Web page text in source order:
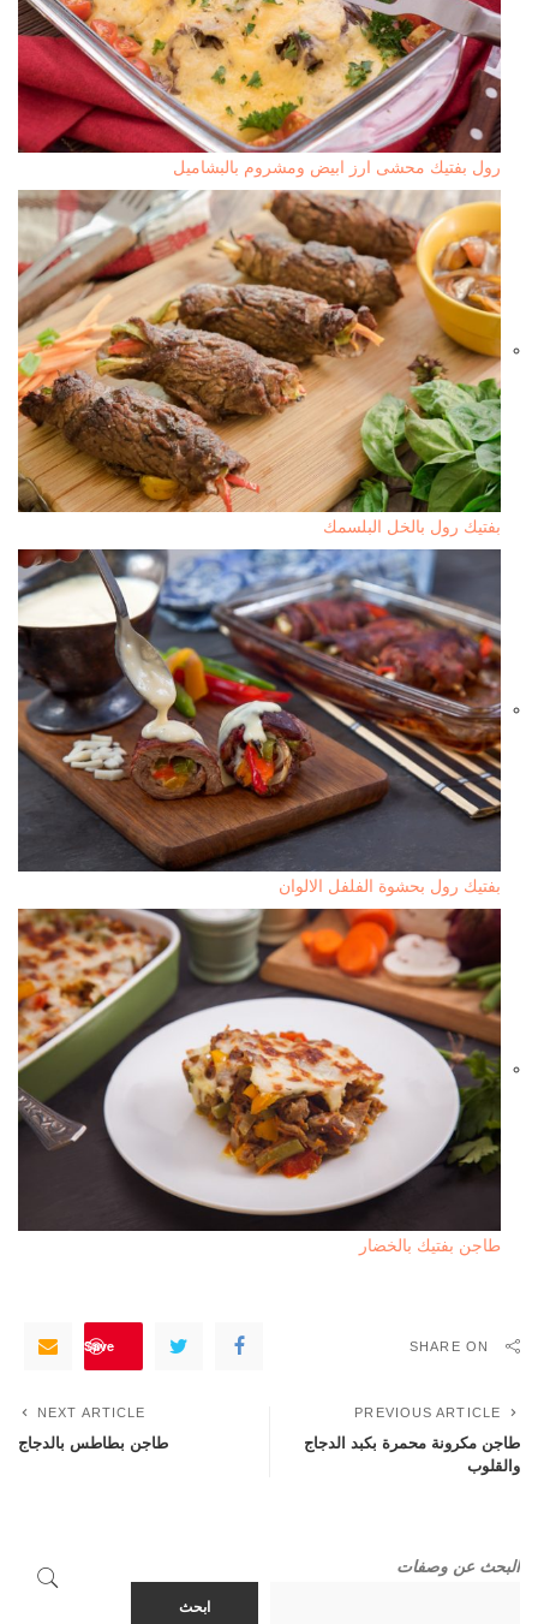
رول بفتيك محشى ارز ابيض ومشروم بالبشاميل
بفتيك رول بالخل البلسمك
بفتيك رول بحشوة الفلفل الالوان
طاجن بفتيك بالخضار
SHARE ON
Save
PREVIOUS ARTICLE
طاجن مكرونة محمرة بكبد الدجاج
والقلوب
NEXT ARTICLE
طاجن بطاطس بالدجاج
البحث عن وصفات
ابحث